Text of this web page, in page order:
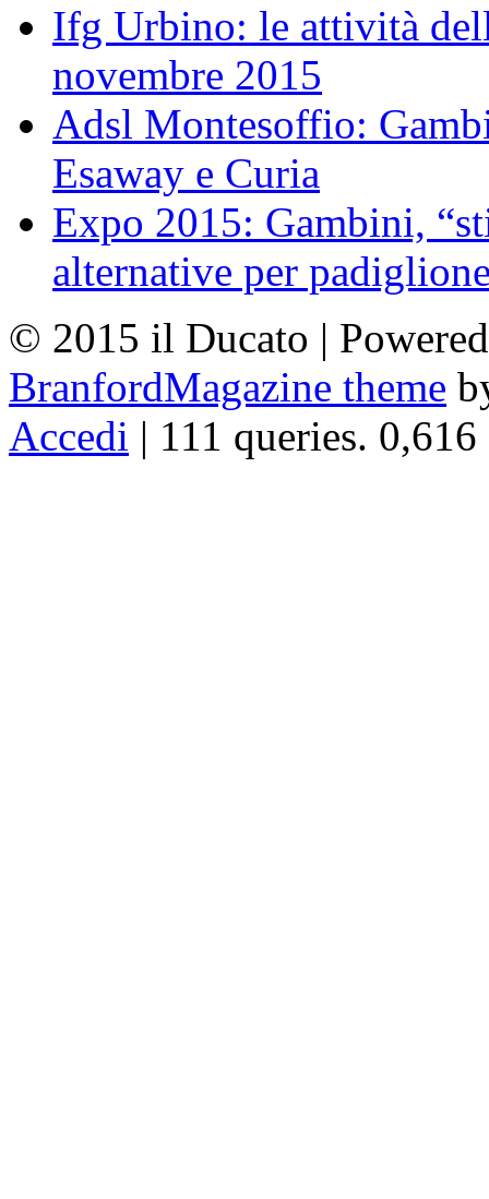
Ifg Urbino: le attività
novembre 2015
Adsl Montesoffio:
Esaway e Curia
Expo 2015: Gambini,
alternative per
© 2015 il Ducato |
BranfordMagazine theme
Accedi | 111 queries. 0,616